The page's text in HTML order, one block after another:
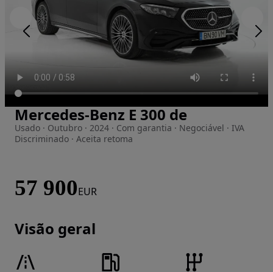
Imagem 1 de 30
Mercedes-Benz E 300 de
Usado · Outubro · 2024 · Com garantia · Negociável · IVA
Discriminado · Aceita retoma
57 900EUR
Visão geral